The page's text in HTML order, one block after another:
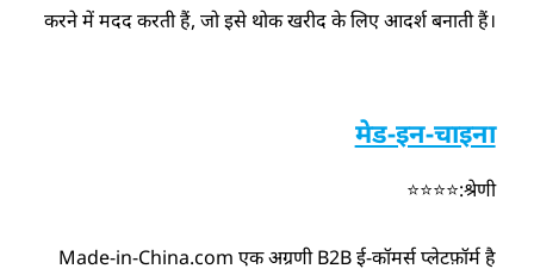
करने में मदद करती हैं, जो इसे थोक खरीद के लिए आदर्श बनाती हैं।
मेड-इन-चाइना
श्रेणी:⭐⭐⭐⭐
Made-in-China.com एक अग्रणी B2B ई-कॉमर्स प्लेटफ़ॉर्म है